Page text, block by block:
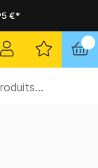
€*
€*